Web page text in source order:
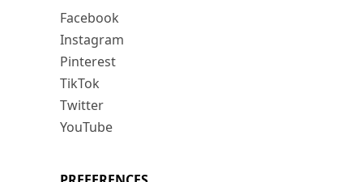
Facebook
Instagram
Pinterest
TikTok
Twitter
YouTube